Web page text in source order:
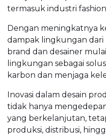
termasuk industri
Dengan meningkatnya
dampak lingkungan dari
brand dan desainer
lingkungan sebagai
karbon dan menjaga
Inovasi dalam desain
tidak hanya
yang berkelanjutan,
produksi, distribusi,